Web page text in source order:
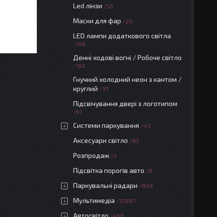
Led лінзи 55
Маски для фар 20
LED лампи додаткового світла
146
Денні ходові вогні / Робоче світло
162
Гнучкий холодний неон з кантом /
круглий
37
Підсвічування двері з логотипом
61
Системи паркування 43
Аксесуари світло 85
Розпродаж 1
Підсвітка порогів авто 8
Паркувальні радари 846
Мультимедіа 12887
Автосвітло 468